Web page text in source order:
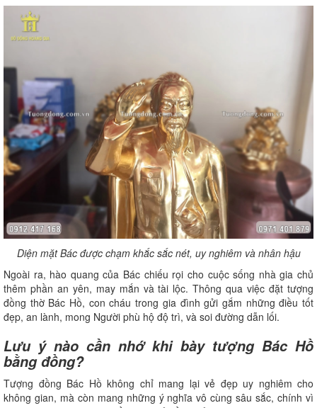
Diện mặt Bác được chạm khắc sắc nét, uy nghiêm và nhân hậu
Ngoài ra, hào quang của Bác chiếu rọi cho cuộc sống nhà gia chủ
thêm phần an yên, may mắn và tài lộc. Thông qua việc đặt tượng
đồng thờ Bác Hồ, con cháu trong gia đình gửi gắm những điều tốt
đẹp, an lành, mong Người phù hộ độ trì, và soi đường dẫn lối.
Lưu ý nào cần nhớ khi bày tượng Bác Hồ
bằng đồng?
Tượng đồng Bác Hồ không chỉ mang lại vẻ đẹp uy nghiêm cho
không gian, mà còn mang những ý nghĩa vô cùng sâu sắc, chính vì